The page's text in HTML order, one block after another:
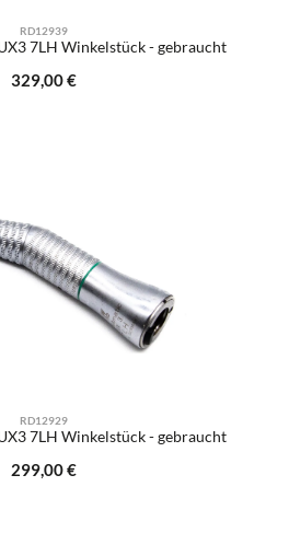
RD12939
7LH Winkelstück - gebraucht
Regulärer Preis:
329,00 €
RD12929
7LH Winkelstück - gebraucht
Regulärer Preis:
299,00 €